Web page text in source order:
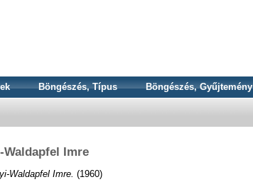
Böngészés, Típus Böngészés, Gyűjtemény
Waldapfel Imre
Waldapfel Imre. (1960)